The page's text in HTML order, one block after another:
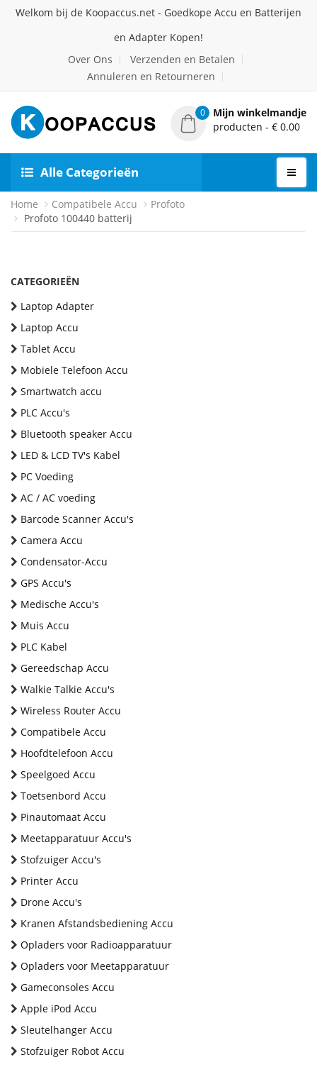
Welkom bij de Koopaccus.net - Goedkope Accu en Batterijen
en Adapter Kopen!
Over Ons
Verzenden en Betalen
Annuleren en Retourneren
0
Mijn winkelmandje
producten - € 0.00
Alle Categorieën
Home Compatibele Accu
Profoto
Profoto 100440 batterij
CATEGORIEËN
Laptop Adapter
Laptop Accu
Tablet Accu
Mobiele Telefoon Accu
Smartwatch accu
PLC Accu's
Bluetooth speaker Accu
LED & LCD TV's Kabel
PC Voeding
AC / AC voeding
Barcode Scanner Accu's
Camera Accu
Condensator-Accu
GPS Accu's
Medische Accu's
Muis Accu
PLC Kabel
Gereedschap Accu
Walkie Talkie Accu's
Wireless Router Accu
Compatibele Accu
Hoofdtelefoon Accu
Speelgoed Accu
Toetsenbord Accu
Pinautomaat Accu
Meetapparatuur Accu's
Stofzuiger Accu's
Printer Accu
Drone Accu's
Kranen Afstandsbediening Accu
Opladers voor Radioapparatuur
Opladers voor Meetapparatuur
Gameconsoles Accu
Apple iPod Accu
Sleutelhanger Accu
Stofzuiger Robot Accu